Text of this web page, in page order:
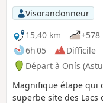
Visorandonneur
15,40 km
+578
6h 05
Difficile
Départ à Onís
Magnifique étape qui
superbe site des Lacs